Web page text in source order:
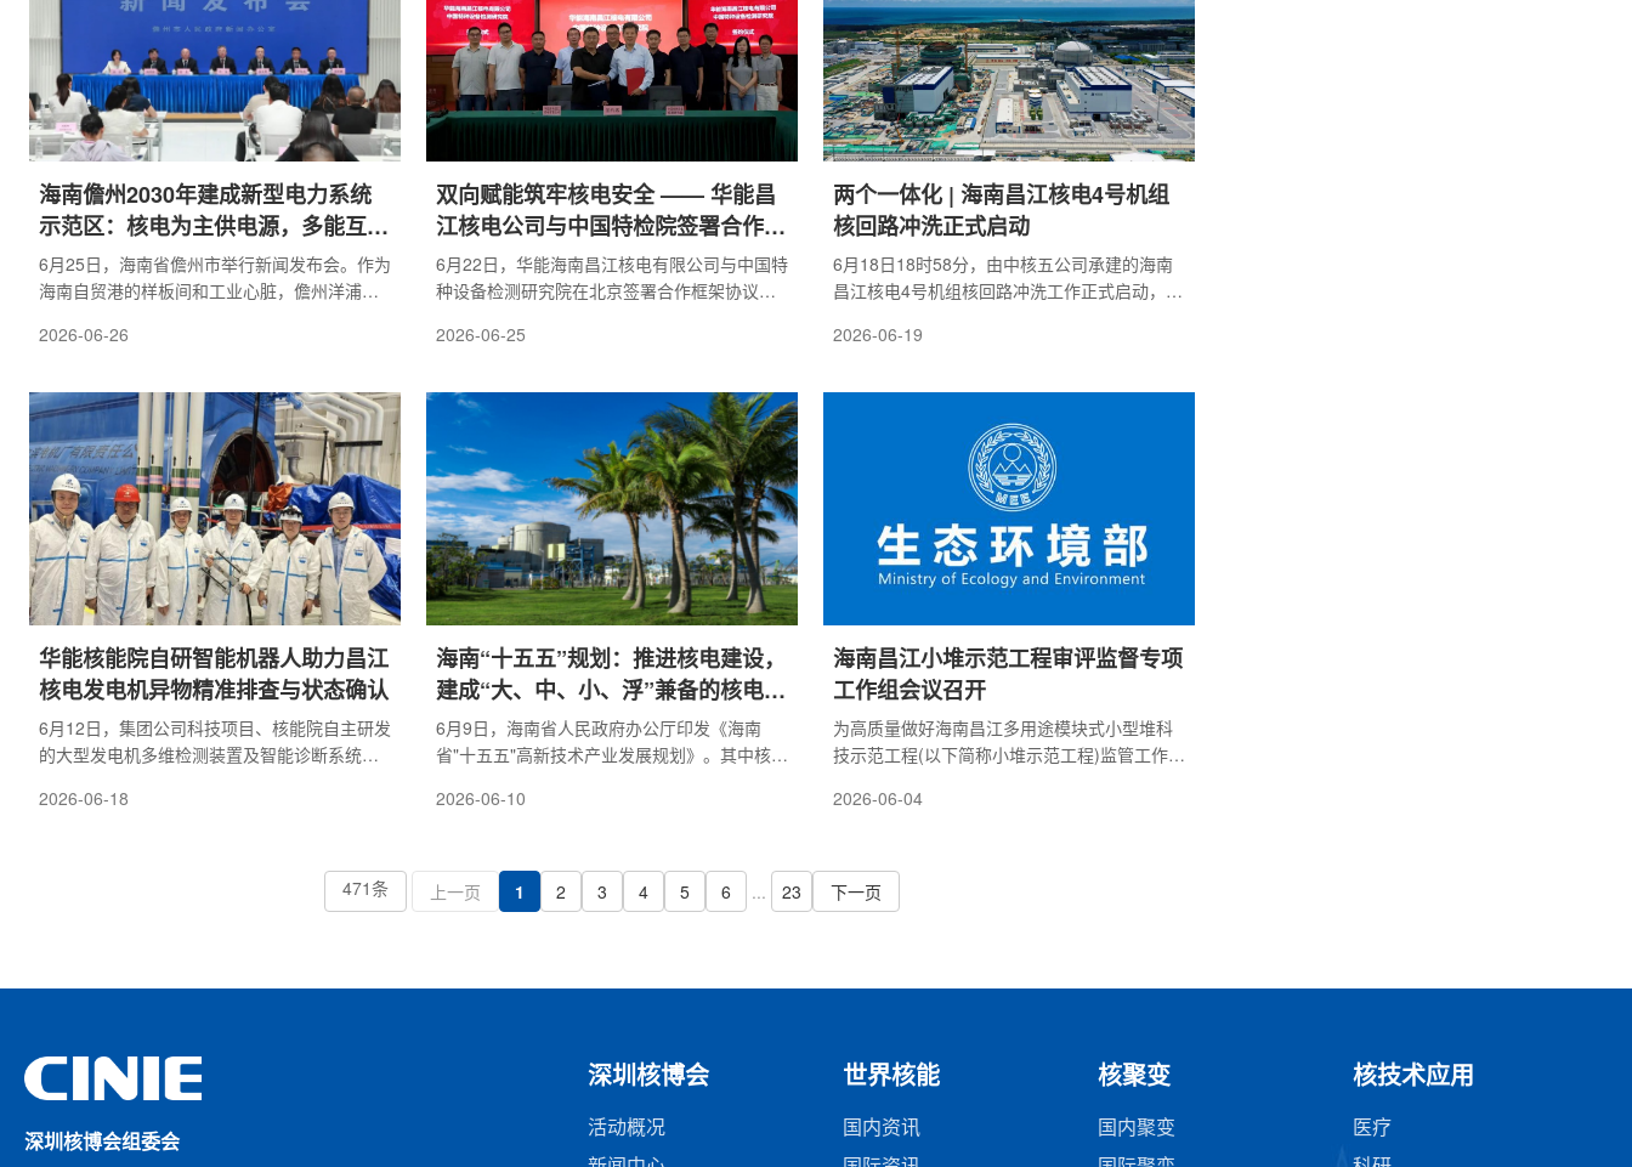
深入3、4号机组R厂房进行实地巡查，对照现
场施工与作业管控现状，指出管理薄弱点并提
出优化方向。集中培...
35名党员参加，体现了县公安局对自贸港最大
能源企业的高度重视和全力支持，标志着昌江
县公安与昌江...
开了加快建设儋州新型能源体系专场新闻发布
会，昌江公司党委委员、总会计师杨坚源出席
发布会并答记者问。...
海南儋州2030年建成新型电力系统
示范区：核电为主供电源，多能互补
助力零碳产业园
6月25日，海南省儋州市举行新闻发布会。作为
海南自贸港的样板间和工业心脏，儋州洋浦正
业园区和低碳城市。海南全岛封关运作后，儋
业不断扩容，绿色电力消费需求持续上涨。海
南低碳岛建设方案、清洁能源岛新型电力系统
建设方案等文件明确支持儋州市2030年建成新
型电力系统示范区，争取入选新型电力系统建
设能力提升试点城市。中共儋州市委常委、副
市长肖谦介...
2026-06-26
双向赋能筑牢核电安全 —— 华能昌
江核电公司与中国特检院签署合作框
架协议
6月22日，华能海南昌江核电有限公司与中国特
种设备检测研究院在北京签署合作框架协议。
委委员黄勇，中国特检院院长王军、副院长窦
家能源安全保障与 双碳 战略部署，深入落实习
近平总书记 4・13 重要讲话及关于海南自由贸
易港建设系列重要指示批示精神，锚定海南 三
区一中心 发展定位与清洁能源产业发展规划，
聚焦核电承压设备安全管控提质、专业技术迭
代升级...
2026-06-25
两个一体化 | 海南昌江核电4号机组
核回路冲洗正式启动
6月18日18时58分，由中核五公司承建的海南
昌江核电4号机组核回路冲洗工作正式启动，标
为机组后续冷态试验、并网发电奠定坚实基
严苛。作业覆盖反应堆冷却剂系统、余热排出
系统、安全注入系统等核心管线与设备，依托
介质循环冲刷、取样检测、清洁度复核等标准
化流程，清除管路内部杂物，同步验证管路通
流能力、多系统联...
2026-06-19
华能核能院自研智能机器人助力昌江
核电发电机异物精准排查与状态确认
6月12日，集团公司科技项目、核能院自主研发
的大型发电机多维检测装置及智能诊断系统研
前状态确认工作中完成现场应用。该成果在不
康评价提供了技术支撑，预计节省常规岛主线
工期约2周。常规人工检查转子抽出状态下，现
2026-06-18
海南“十五五”规划：推进核电建设，
建成“大、中、小、浮”兼备的核电能
源枢纽
6月9日，海南省人民政府办公厅印发《海南
省"十五五"高新技术产业发展规划》。其中核电
机组)和玲龙一号核电小堆建成投产，积极推进
纽，在确保安全稳妥的前提下，进一步扩大核
电生产能力。支持核技术在医学诊疗、环境治
2026-06-10
海南昌江小堆示范工程审评监督专项
工作组会议召开
为高质量做好海南昌江多用途模块式小型堆科
技示范工程(以下简称小堆示范工程)监管工作，
小堆示范工程审评监督专项工作组会议。华南
关单位代表参加了本次会议。会上，营运单
位、设计单位汇报了小堆示范工程整体建设进
2026-06-04
471条 上一页 1 2 3 4 5 6 ... 23 下一页
深圳核博会组委会
深圳核博会
活动概况
世界核能
国内资讯
核聚变
国内聚变
核技术应用
医疗